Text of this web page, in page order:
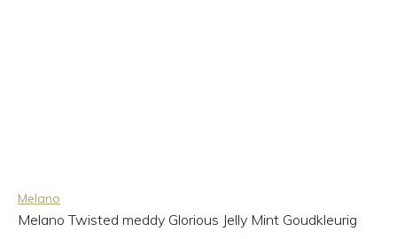
Melano
Melano Twisted meddy Glorious Jelly Mint Goudkleurig